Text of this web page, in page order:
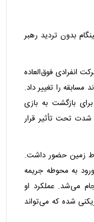
بدون تردید رهبر
انفرادی فوق‌العاده
را تغییر داد.
بازگشت به بازی
شدت تحت تأثیر قرار
زمین حضور داشت.
به محوطه جریمه
می‌شد. عملکرد او
شده که می‌تواند